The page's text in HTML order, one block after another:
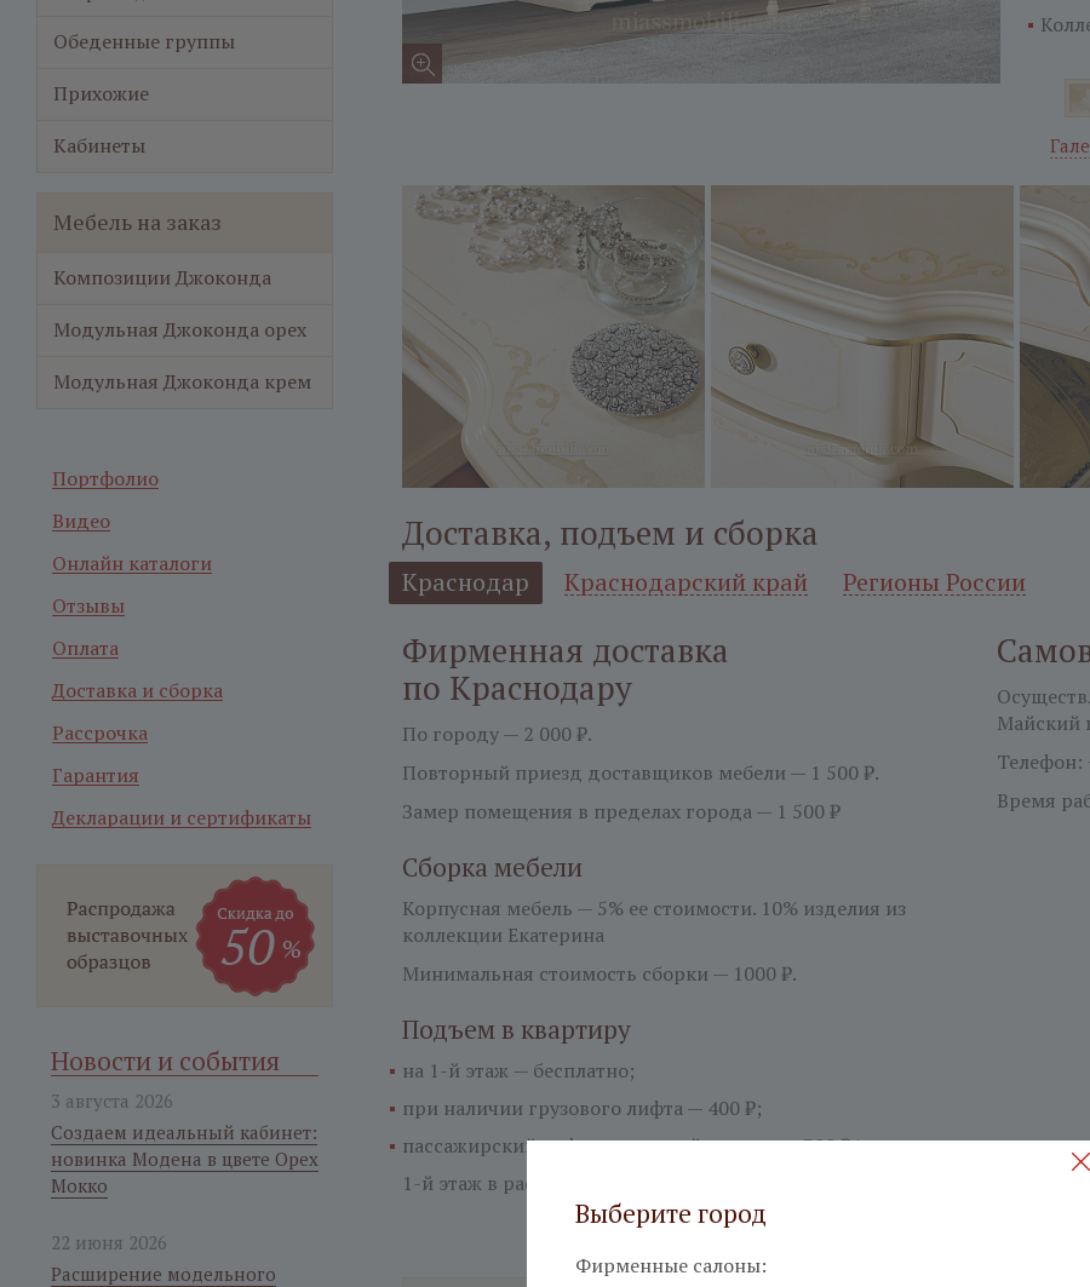
Доставка, подъем и сборка
Краснодар Краснодарский край Регионы России
Фирменная доставка
по Краснодару
По городу — 2 000 ₽.
Повторный приезд доставщиков мебели — 1 500 ₽.
Замер помещения в пределах города — 1 500 ₽
Сборка мебели
Корпусная мебель — 5% ее стоимости. 10% изделия из
коллекции Екатерина
Минимальная стоимость сборки — 1000 ₽.
Подъем в квартиру
на 1-й этаж — бесплатно;
при наличии грузового лифта — 400 ₽;
пассажирский лифт или ручной подъем — 300 ₽/ этаж;
1-й этаж в расчет не входит.
Майский
Телефон:
Время
Обеденные группы
Прихожие
Кабинеты
Мебель на заказ
Композиции Джоконда
Модульная Джоконда орех
Модульная Джоконда крем
Портфолио
Видео
Онлайн каталоги
Отзывы
Оплата
Доставка и сборка
Рассрочка
Гарантия
Декларации и сертификаты
Новости и события
3 августа 2026
Создаем идеальный кабинет:
новинка Модена в цвете Орех
Мокко
22 июня 2026
Расширение модельного
Выберите город
Фирменные салоны: